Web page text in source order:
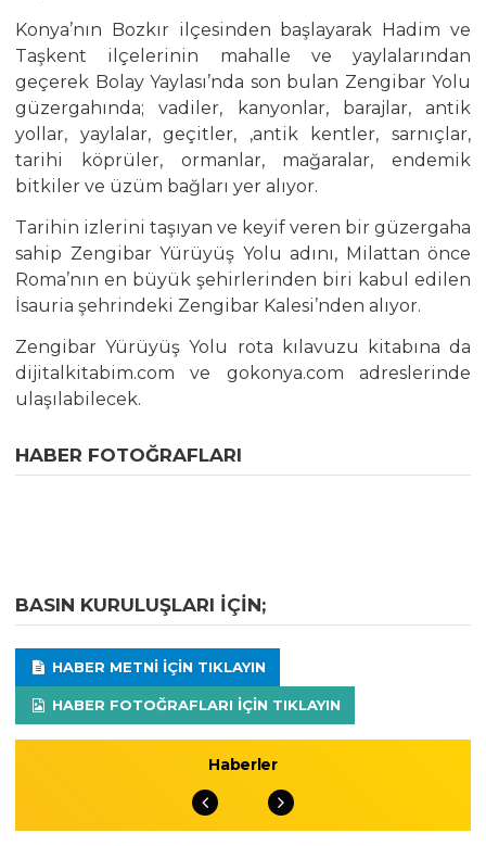
Konya’nın Bozkır ilçesinden başlayarak Hadim ve
Taşkent ilçelerinin mahalle ve yaylalarından
geçerek Bolay Yaylası’nda son bulan Zengibar Yolu
güzergahında; vadiler, kanyonlar, barajlar, antik
yollar, yaylalar, geçitler, ,antik kentler, sarnıçlar,
tarihi köprüler, ormanlar, mağaralar, endemik
bitkiler ve üzüm bağları yer alıyor.
Tarihin izlerini taşıyan ve keyif veren bir güzergaha
sahip Zengibar Yürüyüş Yolu adını, Milattan önce
Roma’nın en büyük şehirlerinden biri kabul edilen
İsauria şehrindeki Zengibar Kalesi’nden alıyor.
Zengibar Yürüyüş Yolu rota kılavuzu kitabına da
dijitalkitabim.com ve gokonya.com adreslerinde
ulaşılabilecek.
HABER FOTOĞRAFLARI
BASIN KURULUŞLARI IÇIN;
HABER METNI IÇIN TIKLAYIN
HABER FOTOĞRAFLARI IÇIN TIKLAYIN
Haberler